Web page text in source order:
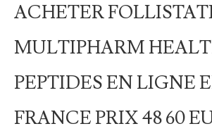
ACHETER
MULTIPHARM
PEPTIDES EN LIGNE
FRANCE PRIX 48 60